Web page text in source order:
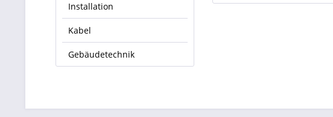
Installation
Kabel
Gebäudetechnik